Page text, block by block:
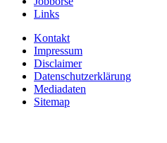
Links
Kontakt
Impressum
Disclaimer
Datenschutzerklärung
Mediadaten
Sitemap